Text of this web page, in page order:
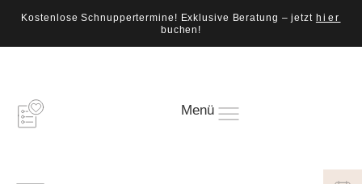
Kostenlose Schnuppertermine! Exklusive Beratung – jetzt hier
buchen!
Menü